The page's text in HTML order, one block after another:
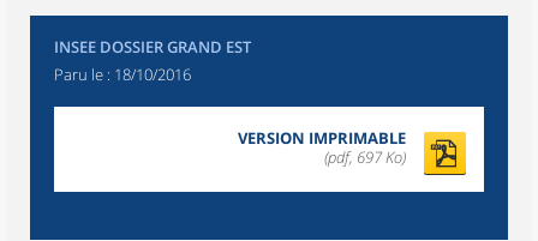
INSEE DOSSIER GRAND EST
Paru le : 18/10/2016
VERSION IMPRIMABLE
(pdf, 697 Ko)